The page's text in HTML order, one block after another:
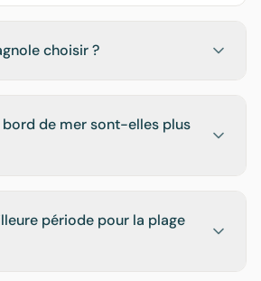
choisir ?
de mer sont-elles plus
période pour la plage